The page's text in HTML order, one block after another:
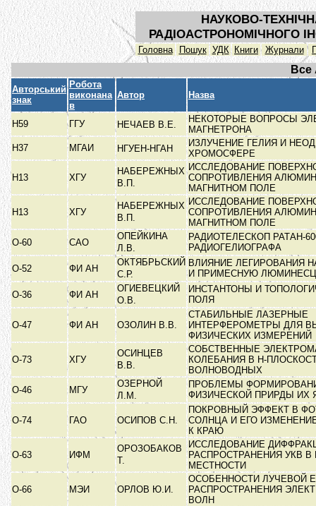
НАУКОВО-
РАДІОАСТРОНОМІЧНОГО
Головна Пошук УДК Книги Журнали
Все
Авторський
знак
Робота
виконана
в
Автор Назва
Н59 ГГУ НЕЧАЕВ В.Е.
НЕКОТОРЫЕ ВОПРОСЫ
МАГНЕТРОНА
Н37
МГАИ НГУЕН-НГАН
ИЗЛУЧЕНИЕ ГЕЛИЯ И
ХРОМОСФЕРЕ
Н13 ХГУ
НАБЕРЕЖНЫХ
В.П.
ИССЛЕДОВАНИЕ
СОПРОТИВЛЕНИЯ
МАГНИТНОМ ПОЛЕ
Н13 ХГУ
НАБЕРЕЖНЫХ
В.П.
ИССЛЕДОВАНИЕ
СОПРОТИВЛЕНИЯ
МАГНИТНОМ ПОЛЕ
О-60
САО
ОПЕЙКИНА
Л.В.
РАДИОТЕЛЕСКОП РАТАН-
РАДИОГЕЛИОГРАФА
О-52
ФИ АН
ОКТЯБРЬСКИЙ
С.Р.
ВЛИЯНИЕ ЛЕГИРОВАНИЯ
И ПРИМЕСНУЮ
О-36
ФИ АН
ОГИЕВЕЦКИЙ
О.В.
ИНСТАНТОНЫ И
ПОЛЯ
О-47 ФИ АН ОЗОЛИН В.В.
СТАБИЛЬНЫЕ ЛАЗЕРНЫЕ
ИНТЕРФЕРОМЕТРЫ ДЛЯ
ФИЗИЧЕСКИХ ИЗМЕРЕНИЙ
О-73 ХГУ
ОСИНЦЕВ
В.В.
СОБСТВЕННЫЕ
КОЛЕБАНИЯ В Н-
ВОЛНОВОДНЫХ
О-46
МГУ
ОЗЕРНОЙ
Л.М.
ПРОБЛЕМЫ
ФИЗИЧЕСКОЙ ПРИРДЫ ИХ
О-74 ГАО ОСИПОВ С.Н.
ПОКРОВНЫЙ ЭФФЕКТ В
СОЛНЦА И ЕГО
К КРАЮ
О-63 ИФМ
ОРОЗОБАКОВ
Т.
ИССЛЕДОВАНИЕ
РАСПРОСТРАНЕНИЯ УКВ В
МЕСТНОСТИ
О-66 МЭИ ОРЛОВ Ю.И.
ОСОБЕННОСТИ ЛУЧЕВОЙ
РАСПРОСТРАНЕНИЯ
ВОЛН